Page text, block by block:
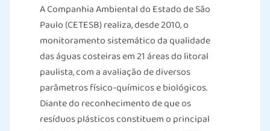
A Companhia Ambiental do Estado de São
Paulo (CETESB) realiza, desde 2010, o
monitoramento sistemático da qualidade
das águas costeiras em 21 áreas do litoral
paulista, com a avaliação de diversos
parâmetros físico-químicos e biológicos.
Diante do reconhecimento de que os
resíduos plásticos constituem o principal